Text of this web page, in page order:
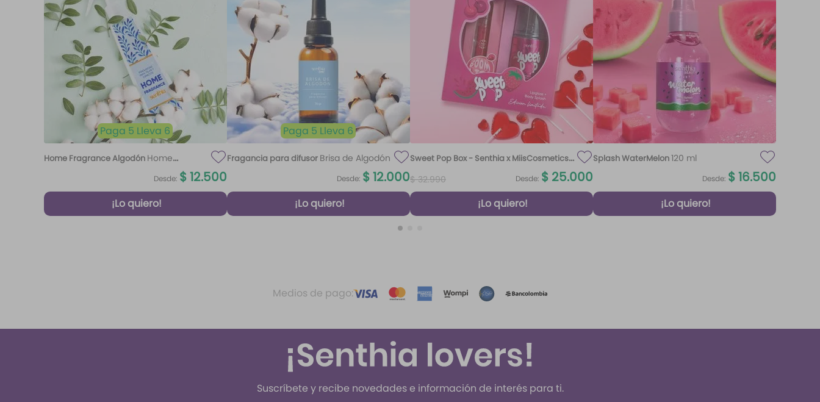
Paga 5 Lleva 6
Home Fragrance Algodón Home
Desde: $12.500
¡Lo quiero!
Paga 5 Lleva 6
Fragancia para difusor Brisa de Algodón
Desde: $12.000
¡Lo quiero!
Sweet Pop Box - Senthia x MiisCosmetics
$ 32.990 Desde: $ 25.000
¡Lo quiero!
Splash WaterMelon120 ml
Desde: $16.500
¡Lo quiero!
Medios de pago:
Suscríbete y recibe novedades e información de interés para ti.